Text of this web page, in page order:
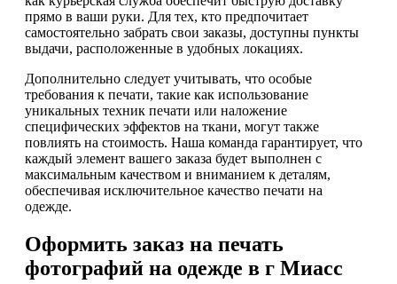
прямо в ваши руки. Для тех, кто предпочитает
самостоятельно забрать свои заказы, доступны пункты
выдачи, расположенные в удобных локациях.
Дополнительно следует учитывать, что особые
требования к печати, такие как использование
уникальных техник печати или наложение
специфических эффектов на ткани, могут также
повлиять на стоимость. Наша команда гарантирует, что
каждый элемент вашего заказа будет выполнен с
максимальным качеством и вниманием к деталям,
обеспечивая исключительное качество печати на
одежде.
Оформить заказ на печать
фотографий на одежде в г Миасс